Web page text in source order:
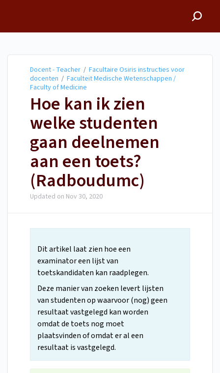
Docent - Teacher / Facultaire Osiris instructies voor
docenten / Faculteit Medische Wetenschappen /
Faculty of Medicine
Hoe kan ik zien
welke studenten
gaan deelnemen
aan een toets?
(Radboudumc)
Updated on Nov 30, 2020
Dit artikel laat zien hoe een
examinator een lijst van
toetskandidaten kan raadplegen.
Deze manier van zoeken levert lijsten
van studenten op waarvoor (nog) geen
resultaat vastgelegd kan worden
omdat de toets nog moet
plaatsvinden of omdat er al een
resultaat is vastgelegd.